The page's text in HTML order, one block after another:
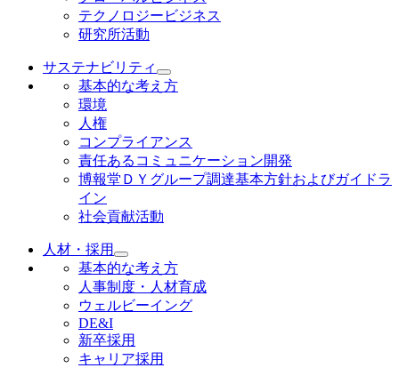
テクノロジービジネス
研究所活動
サステナビリティ
基本的な考え方
環境
人権
コンプライアンス
責任あるコミュニケーション開発
博報堂ＤＹグループ調達基本方針およびガイドラ
イン
社会貢献活動
人材・採用
基本的な考え方
人事制度・人材育成
ウェルビーイング
DE&I
新卒採用
キャリア採用